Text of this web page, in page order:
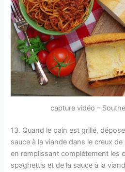
capture vidéo –
13. Quand le pain est grillé,
sauce à la viande dans le creux
en remplissant complètement les
spaghettis et de la sauce à la